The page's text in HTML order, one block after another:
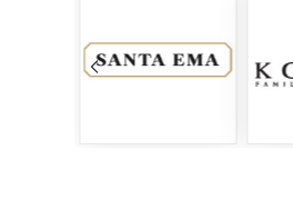
Frangelico
Freixenet
Grey Goose